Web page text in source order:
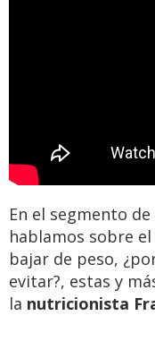
En el segmento
hablamos sobre el
bajar de peso,
evitar?, estas y
la nutricionista